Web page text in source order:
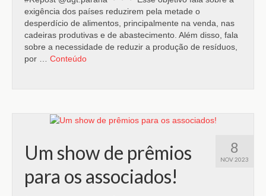
exigência dos países reduzirem pela metade o
desperdício de alimentos, principalmente na venda, nas
cadeiras produtivas e de abastecimento. Além disso, fala
sobre a necessidade de reduzir a produção de resíduos,
por … Conteúdo
8
NOV 2023
Um show de prêmios
para os associados!